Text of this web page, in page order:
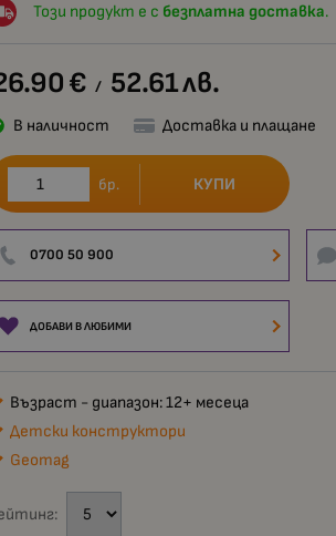
Този продукт е с безплатна доставка.
€ / 52.61лв.
В наличност Доставка и плащане
бр. КУПИ
0700 50 900
ДОБАВИ В ЛЮБИМИ
Възраст - диапазон: 12+ месеца
Детски конструктори
Geomag